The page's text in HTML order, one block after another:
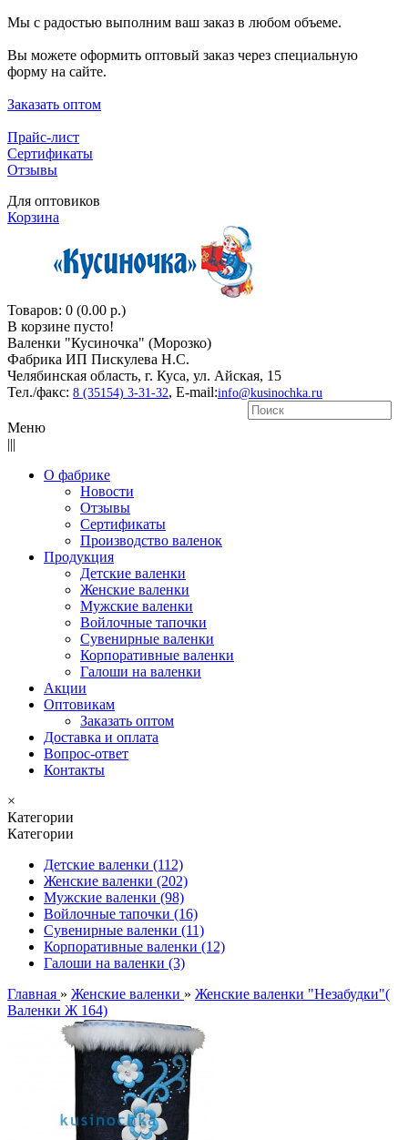
Мы с радостью выполним ваш заказ в любом объеме.
Вы можете оформить оптовый заказ через специальную
форму на сайте.
Заказать оптом
Прайс-лист
Сертификаты
Отзывы
Для оптовиков
Корзина
Товаров: 0 (0.00 р.)
В корзине пусто!
Валенки "Кусиночкa" (Морозко)
Фабрика ИП Пискулева Н.С.
Челябинская область, г. Куса, ул. Айская, 15
Тел./факс: 8 (35154) 3-31-32, E-mail:info@kusinochka.ru
Меню
|||
О фабрике
Новости
Отзывы
Сертификаты
Производство валенок
Продукция
Детские валенки
Женские валенки
Мужские валенки
Войлочные тапочки
Сувенирные валенки
Корпоративные валенки
Галоши на валенки
Акции
Оптовикам
Заказать оптом
Доставка и оплата
Вопрос-ответ
Контакты
×
Категории
Категории
Детские валенки (112)
Женские валенки (202)
Мужские валенки (98)
Войлочные тапочки (16)
Сувенирные валенки (11)
Корпоративные валенки (12)
Галоши на валенки (3)
Главная » Женские валенки » Женские валенки "Незабудки"(
Валенки Ж 164)